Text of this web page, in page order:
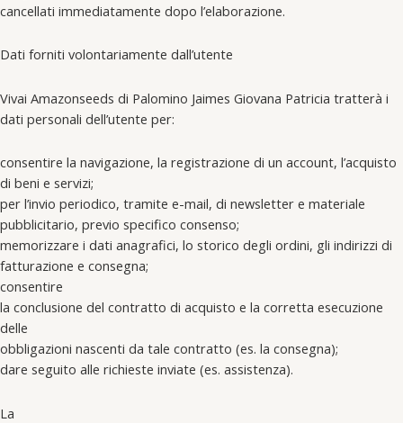
cancellati immediatamente dopo l’elaborazione.
Dati forniti volontariamente dall’utente
Vivai Amazonseeds di Palomino Jaimes Giovana Patricia tratterà i
dati personali dell’utente per:
consentire la navigazione, la registrazione di un account, l’acquisto
di beni e servizi;
per l’invio periodico, tramite e-mail, di newsletter e materiale
pubblicitario, previo specifico consenso;
memorizzare i dati anagrafici, lo storico degli ordini, gli indirizzi di
fatturazione e consegna;
consentire
la conclusione del contratto di acquisto e la corretta esecuzione
delle
obbligazioni nascenti da tale contratto (es. la consegna);
dare seguito alle richieste inviate (es. assistenza).
La